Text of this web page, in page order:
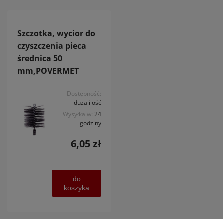
Szczotka, wycior do
czyszczenia pieca
średnica 50
mm,POVERMET
Dostępność:
duża ilość
Wysyłka w: 24
godziny
6,05 zł
do
koszyka